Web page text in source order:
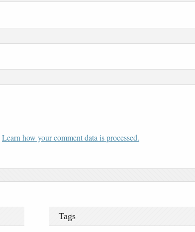
Learn how your comment data is processed.
Tags